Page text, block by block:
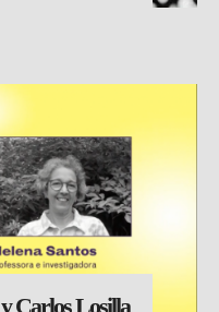
Carlos Losilla